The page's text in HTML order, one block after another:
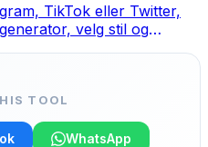
TikTok eller Twitter,
velg stil og
TOOL
WhatsApp